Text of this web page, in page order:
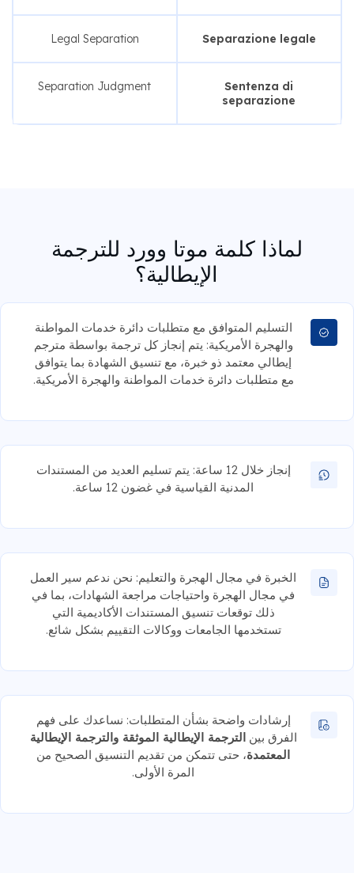
Separazione legale
Legal Separation
Sentenza di
separazione
Separation Judgment
لماذا كلمة موتا وورد للترجمة
الإيطالية؟
التسليم المتوافق مع متطلبات دائرة خدمات المواطنة
والهجرة الأمريكية: يتم إنجاز كل ترجمة بواسطة مترجم
إيطالي معتمد ذو خبرة، مع تنسيق الشهادة بما يتوافق
مع متطلبات دائرة خدمات المواطنة والهجرة الأمريكية.
إنجاز خلال 12 ساعة: يتم تسليم العديد من المستندات
المدنية القياسية في غضون 12 ساعة.
الخبرة في مجال الهجرة والتعليم: نحن ندعم سير العمل
في مجال الهجرة واحتياجات مراجعة الشهادات، بما في
ذلك توقعات تنسيق المستندات الأكاديمية التي
تستخدمها الجامعات ووكالات التقييم بشكل شائع.
إرشادات واضحة بشأن المتطلبات: نساعدك على فهم
الفرق بين الترجمة الإيطالية الموثقة والترجمة الإيطالية
المعتمدة، حتى تتمكن من تقديم التنسيق الصحيح من
المرة الأولى.